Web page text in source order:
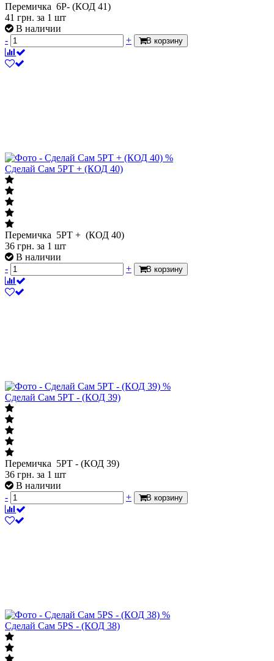
Перемичка 6P- (КОД 41)
41 грн. за 1 шт
В наличии
-
+ В корзину
%
Сделай Сам 5PT + (КОД 40)
Перемичка 5PT + (КОД 40)
36 грн. за 1 шт
В наличии
-
+ В корзину
%
Сделай Сам 5PT - (КОД 39)
Перемичка 5PT - (КОД 39)
36 грн. за 1 шт
В наличии
-
+ В корзину
%
Сделай Сам 5PS - (КОД 38)